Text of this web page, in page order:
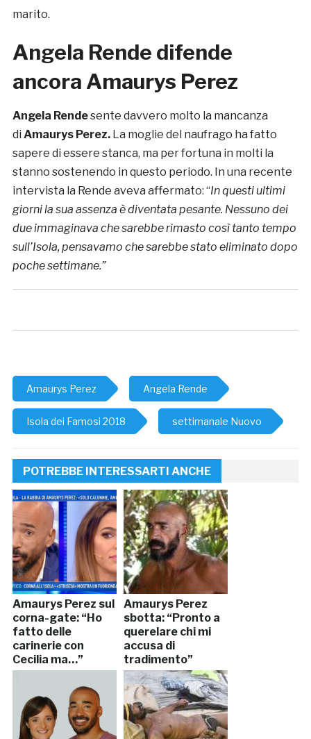
marito.
Angela Rende difende
ancora Amaurys Perez
Angela Rendesente davvero molto la mancanza
di Amaurys Perez. La moglie del naufrago ha fatto
sapere di essere stanca, ma per fortuna in molti la
stanno sostenendo in questo periodo. In una recente
intervista la Rende aveva affermato: “In questi ultimi
giorni la sua assenza è diventata pesante. Nessuno dei
due immaginava che sarebbe rimasto così tanto tempo
sull’Isola, pensavamo che sarebbe stato eliminato dopo
poche settimane.”
Amaurys Perez Angela Rende
Isola dei Famosi 2018 settimanale Nuovo
POTREBBE INTERESSARTI ANCHE
Amaurys Perez sul
corna-gate: “Ho
fatto delle
carinerie con
Cecilia ma…”
Amaurys Perez
sbotta: “Pronto a
querelare chi mi
accusa di
tradimento”